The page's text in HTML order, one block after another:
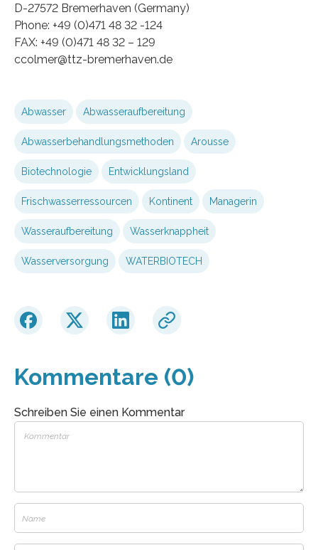
D-27572 Bremerhaven (Germany)
Phone: +49 (0)471 48 32 -124
FAX: +49 (0)471 48 32 – 129
ccolmer@ttz-bremerhaven.de
Abwasser Abwasseraufbereitung
Abwasserbehandlungsmethoden Arousse
Biotechnologie Entwicklungsland
Frischwasserressourcen Kontinent Managerin
Wasseraufbereitung Wasserknappheit
Wasserversorgung WATERBIOTECH
Kommentare (0)
Schreiben Sie einen Kommentar